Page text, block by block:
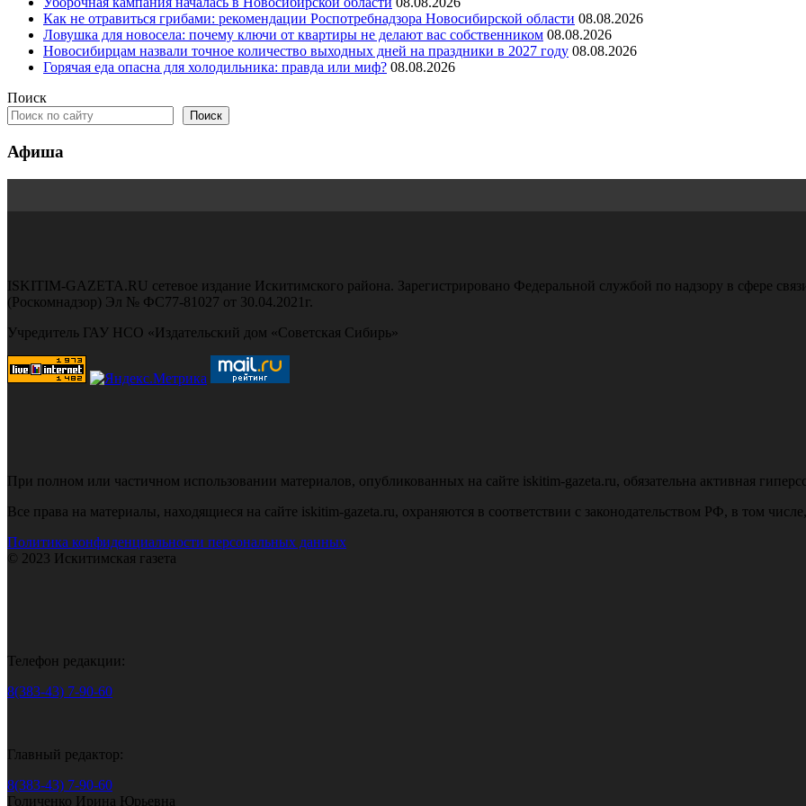
Как не отравиться грибами: рекомендации Роспотребнадзора Новосибирской области 08.08.2026
Ловушка для новосела: почему ключи от квартиры не делают вас собственником 08.08.2026
Новосибирцам назвали точное количество выходных дней на праздники в 2027 году 08.08.2026
Горячая еда опасна для холодильника: правда или миф? 08.08.2026
Поиск
Поиск
Афиша
ISKITIM-GAZETA.RU сетевое издание Искитимского района. Зарегистрировано Федеральной службой по надзору в сфере
(Роскомнадзор) Эл № ФС77-81027 от 30.04.2021г.
Учредитель ГАУ НСО «Издательский дом «Советская Сибирь»
При полном или частичном использовании материалов, опубликованных на сайте iskitim-gazeta.ru, обязательна активная
Все права на материалы, находящиеся на сайте iskitim-gazeta.ru, охраняются в соответствии с законодательством РФ, в том
Политика конфиденциальности персональных данных
© 2023 Искитимская газета
Телефон редакции:
8(383-43) 7-90-60
Главный редактор:
8(383-43) 7-90-60
Голиченко Ирина Юрьевна